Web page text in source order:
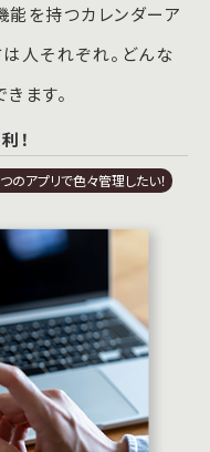
能を持つカレンダーア
人それぞれ。どんな
ます。
！
のアプリで色々管理したい！